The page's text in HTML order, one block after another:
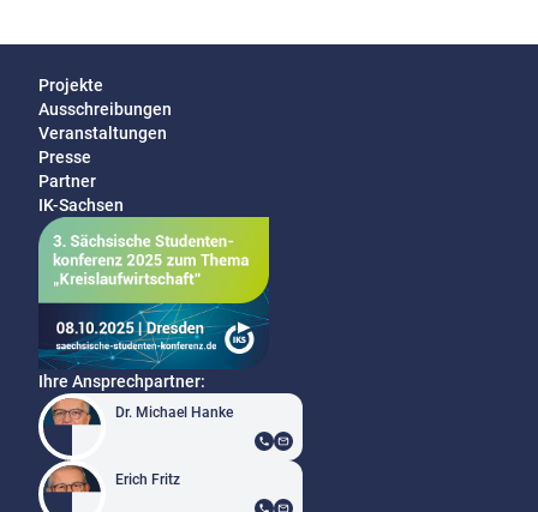
Projekte
Ausschreibungen
Veranstaltungen
Presse
Partner
IK-Sachsen
Ihre Ansprechpartner:
Dr. Michael Hanke
Erich Fritz